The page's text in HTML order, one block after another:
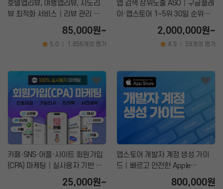
호텔앱리뷰, 여행앱리뷰, 지도리
뷰 최적화 서비스│리뷰 관리 및
85,000원~
5.0 1,856개의 평가
앱 검색 상위노출 ASO│구글플레
이·앱스토어 1~5위 30일 순위보
2,000,000원~
4.9 59개의 평가
카페·SNS·어플·사이트 회원가입
(CPA) 마케팅│실사용자 기반 가
25,000원~
앱스토어 개발자 계정 생성 가이
드│빠르고 안전한 Apple
Developer 등록 지원
800,000원